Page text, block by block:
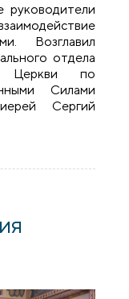
руководители
Возглавил
отдела
Церкви по
Силами
Сергий
принял участие в
по